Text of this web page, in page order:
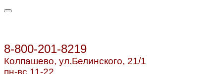
8-800-201-8219
Колпашево, ул.Белинского, 21/1
пн-вс 11-22